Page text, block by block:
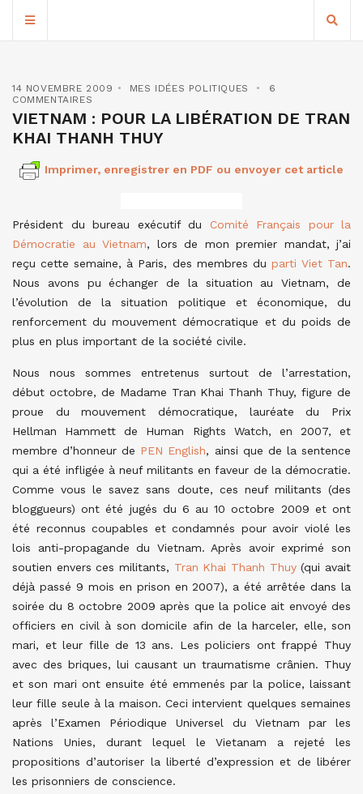
14 NOVEMBRE 2009 MES IDÉES POLITIQUES
6
COMMENTAIRES
VIETNAM : POUR LA LIBÉRATION DE TRAN
KHAI THANH THUY
Imprimer, enregistrer en PDF ou envoyer cet article
Président du bureau exécutif du Comité Français pour la
Démocratie au Vietnam, lors de mon premier mandat, j’ai
reçu cette semaine, à Paris, des membres du parti Viet Tan.
Nous avons pu échanger de la situation au Vietnam, de
l’évolution de la situation politique et économique, du
renforcement du mouvement démocratique et du poids de
plus en plus important de la société civile.
Nous nous sommes entretenus surtout de l’arrestation,
début octobre, de Madame Tran Khai Thanh Thuy, figure de
proue du mouvement démocratique, lauréate du Prix
Hellman Hammett de Human Rights Watch, en 2007, et
membre d’honneur de PEN English, ainsi que de la sentence
qui a été infligée à neuf militants en faveur de la démocratie.
Comme vous le savez sans doute, ces neuf militants (des
bloggueurs) ont été jugés du 6 au 10 octobre 2009 et ont
été reconnus coupables et condamnés pour avoir violé les
lois anti-propagande du Vietnam. Après avoir exprimé son
soutien envers ces militants, Tran Khai Thanh Thuy(qui avait
déjà passé 9 mois en prison en 2007), a été arrêtée dans la
soirée du 8 octobre 2009 après que la police ait envoyé des
officiers en civil à son domicile afin de la harceler, elle, son
mari, et leur fille de 13 ans. Les policiers ont frappé Thuy
avec des briques, lui causant un traumatisme crânien. Thuy
et son mari ont ensuite été emmenés par la police, laissant
leur fille seule à la maison. Ceci intervient quelques semaines
après l’Examen Périodique Universel du Vietnam par les
Nations Unies, durant lequel le Vietanam a rejeté les
propositions d’autoriser la liberté d’expression et de libérer
les prisonniers de conscience.